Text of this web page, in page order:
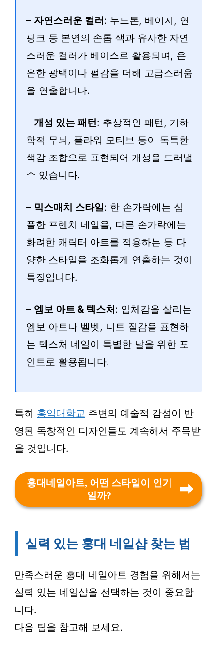
– 자연스러운 컬러: 누드톤, 베이지, 연
핑크 등 본연의 손톱 색과 유사한 자연
스러운 컬러가 베이스로 활용되며, 은
은한 광택이나 펄감을 더해 고급스러움
을 연출합니다.
– 개성 있는 패턴: 추상적인 패턴, 기하
학적 무늬, 플라워 모티브 등이 독특한
색감 조합으로 표현되어 개성을 드러낼
수 있습니다.
– 믹스매치 스타일: 한 손가락에는 심
플한 프렌치 네일을, 다른 손가락에는
화려한 캐릭터 아트를 적용하는 등 다
양한 스타일을 조화롭게 연출하는 것이
특징입니다.
– 엠보 아트 & 텍스처: 입체감을 살리는
엠보 아트나 벨벳, 니트 질감을 표현하
는 텍스처 네일이 특별한 날을 위한 포
인트로 활용됩니다.
특히 홍익대학교 주변의 예술적 감성이 반
영된 독창적인 디자인들도 계속해서 주목받
을 것입니다.
홍대네일아트, 어떤 스타일이 인기
일까?
실력 있는 홍대 네일샵 찾는 법
만족스러운 홍대 네일아트 경험을 위해서는
실력 있는 네일샵을 선택하는 것이 중요합
니다.
다음 팁을 참고해 보세요.